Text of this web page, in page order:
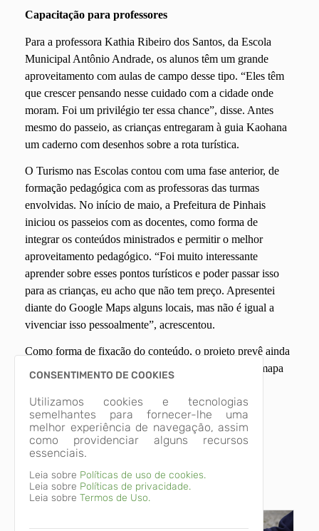
Capacitação para professores
Para a professora Kathia Ribeiro dos Santos, da Escola
Municipal Antônio Andrade, os alunos têm um grande
aproveitamento com aulas de campo desse tipo. “Eles têm
que crescer pensando nesse cuidado com a cidade onde
moram. Foi um privilégio ter essa chance”, disse. Antes
mesmo do passeio, as crianças entregaram à guia Kaohana
um caderno com desenhos sobre a rota turística.
O Turismo nas Escolas contou com uma fase anterior, de
formação pedagógica com as professoras das turmas
envolvidas. No início de maio, a Prefeitura de Pinhais
iniciou os passeios com as docentes, como forma de
integrar os conteúdos ministrados e permitir o melhor
aproveitamento pedagógico. “Foi muito interessante
aprender sobre esses pontos turísticos e poder passar isso
para as crianças, eu acho que não tem preço. Apresentei
diante do Google Maps alguns locais, mas não é igual a
vivenciar isso pessoalmente”, acrescentou.
Como forma de fixação do conteúdo, o projeto prevê ainda
a distribuição da Cartilha Turismo nas Escolas, com mapa
atividades para realização em sala de aula.
Imagens Relacionadas
SEMDE - Turismo nas Escolas (02-06) (1)
CONSENTIMENTO DE COOKIES
Utilizamos cookies e tecnologias
semelhantes para fornecer-lhe uma
melhor experiência de navegação, assim
como providenciar alguns recursos
essenciais.
Leia sobre Políticas de uso de cookies.
Leia sobre Políticas de privacidade.
Leia sobre Termos de Uso.